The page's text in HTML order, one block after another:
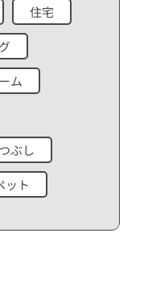
住宅
ム
ぶし
ット